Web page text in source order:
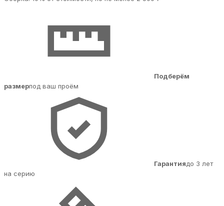
Подберём
размерпод ваш проём
Гарантиядо 3 лет
на серию